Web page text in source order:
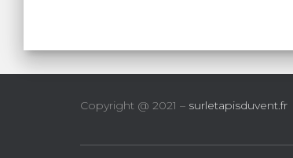
Copyright @ 2021 – surletapisduvent.fr